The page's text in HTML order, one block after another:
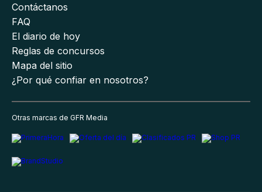
Contáctanos
FAQ
El diario de hoy
Reglas de concursos
Mapa del sitio
¿Por qué confiar en nosotros?
Otras marcas de GFR Media